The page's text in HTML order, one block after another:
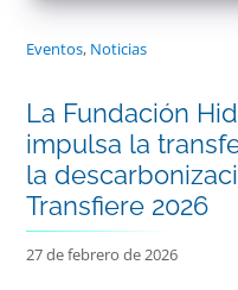
Eventos, Noticias
La Fundación
impulsa la
la
Transfiere 2026
27 de febrero de 2026